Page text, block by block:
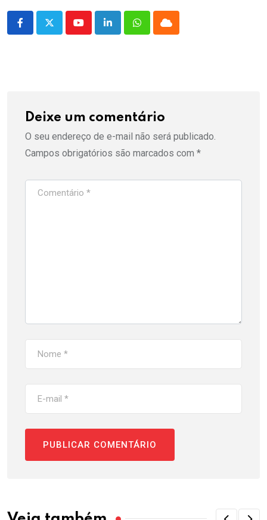
YoutubeLinkedInWhatsappCloud
Deixe um comentário
O seu endereço de e-mail não será publicado.
Campos obrigatórios são marcados com *